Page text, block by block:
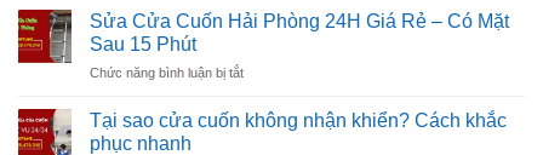
Có
15
24H
–
Mặt
Cửa
Cát
24H
Sửa Cửa Cuốn Hải Phòng 24H Giá Rẻ – Có Mặt
Sau 15 Phút
Chức năng bình luận bị tắtở
Cửa
Tại sao cửa cuốn không nhận khiển? Cách khắc
phục nhanh